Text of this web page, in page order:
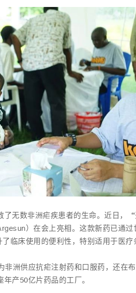
了无数非洲疟疾患者的生命。近日
）在会上亮相。这款新药已通过
临床使用的便利性，特别适用于医疗
洲供应抗疟注射药和口服药，还在
产50亿片药品的工厂。